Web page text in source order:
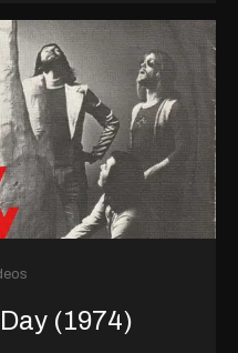
(1974)